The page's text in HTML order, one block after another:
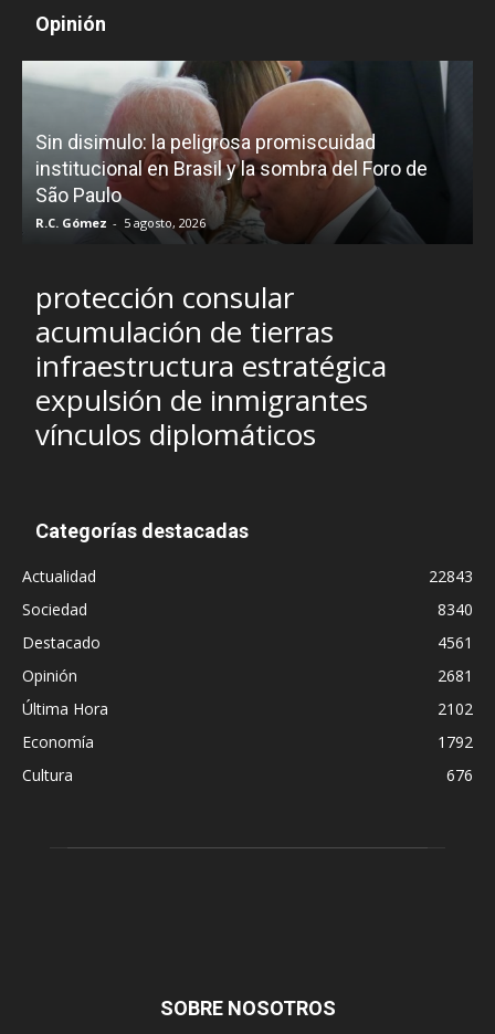
Opinión
Sin disimulo: la peligrosa promiscuidad
institucional en Brasil y la sombra del Foro de
São Paulo
R.C. Gómez - 5 agosto, 2026
protección consular
acumulación de tierras
infraestructura estratégica
expulsión de inmigrantes
vínculos diplomáticos
Categorías destacadas
Actualidad
22843
Sociedad
8340
Destacado
4561
Opinión
2681
Última Hora
2102
Economía
1792
Cultura
676
SOBRE NOSOTROS